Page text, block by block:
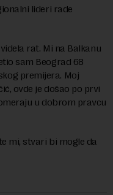
lideri rade
rat. Mi na Balkanu
sam Beograd 68
premijera. Moj
ovde je došao po prvi
u dobrom pravcu
mi, stvari bi mogle da